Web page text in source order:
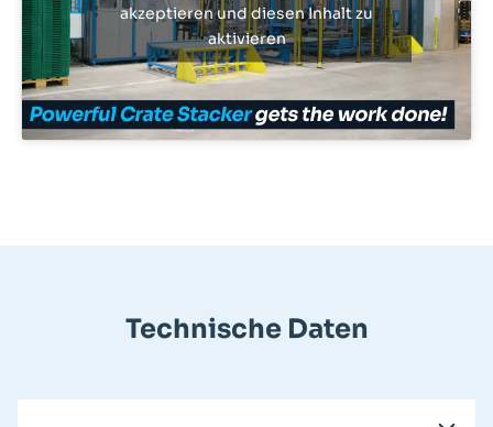
akzeptieren und diesen Inhalt zu
aktivieren
Technische Daten